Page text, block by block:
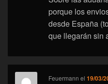
porque los
desde España
que llegarán sin
Feuermann el19/03/